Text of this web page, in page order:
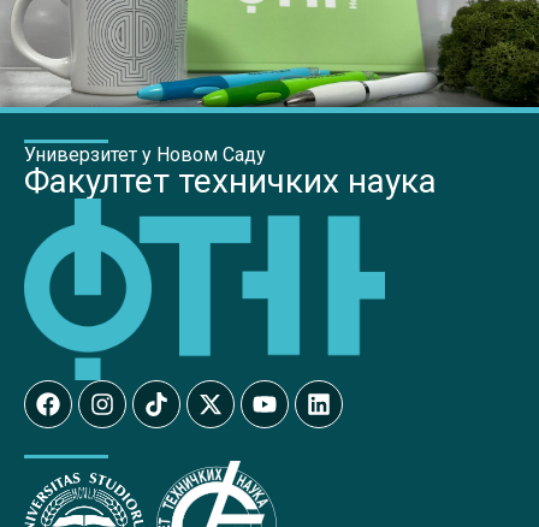
Универзитет у Новом Саду
Факултет техничких наука